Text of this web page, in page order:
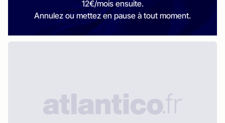
12€/mois ensuite.
Annulez ou mettez en pause à tout moment.